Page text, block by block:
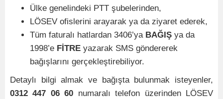
Ülke genelindeki PTT şubelerinden,
LÖSEV ofislerini arayarak ya da ziyaret ederek,
Tüm faturalı hatlardan 3406’ya BAĞIŞ ya da
1998’e FİTRE yazarak SMS göndererek
bağışlarını gerçekleştirebiliyor.
Detaylı bilgi almak ve bağışta bulunmak isteyenler,
0312 447 06 60 numaralı telefon üzerinden LÖSEV